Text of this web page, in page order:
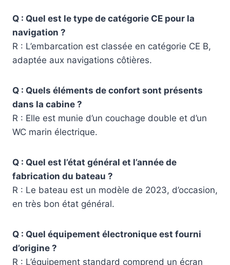
Q : Quel est le type de catégorie CE pour la
navigation ?
R : L’embarcation est classée en catégorie CE B,
adaptée aux navigations côtières.
Q : Quels éléments de confort sont présents
dans la cabine ?
R : Elle est munie d’un couchage double et d’un
WC marin électrique.
Q : Quel est l’état général et l’année de
fabrication du bateau ?
R : Le bateau est un modèle de 2023, d’occasion,
en très bon état général.
Q : Quel équipement électronique est fourni
d’origine ?
R : L’équipement standard comprend un écran